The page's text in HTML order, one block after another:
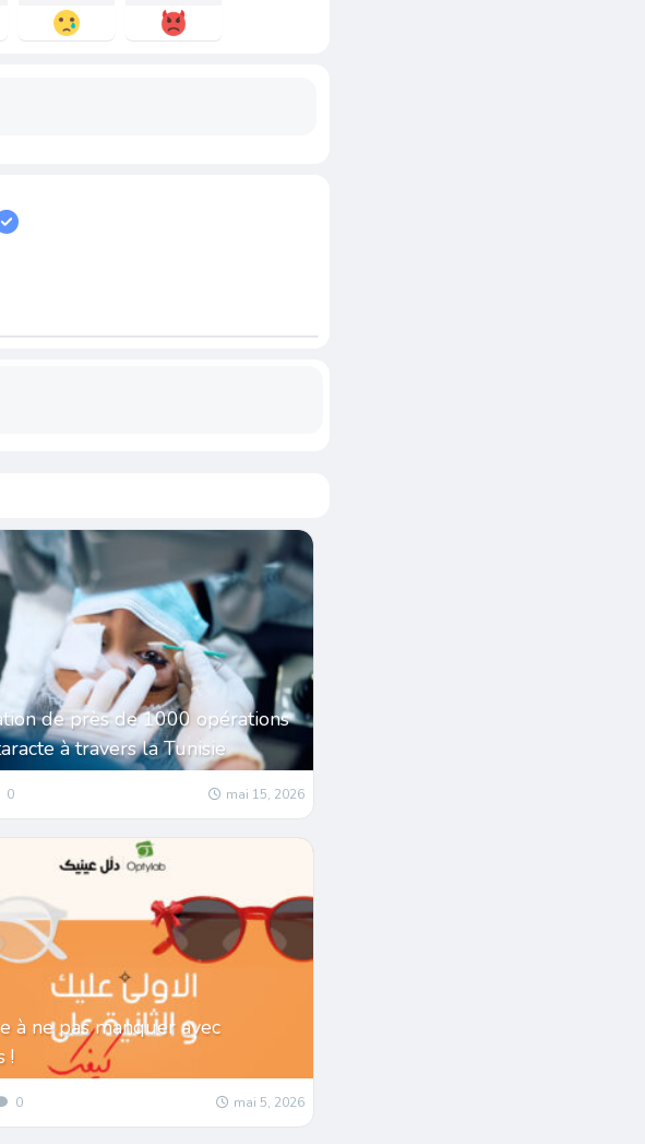
de près de 1000 opérations
à travers la Tunisie
0 mai 15, 2026
à ne pas manquer avec
!
0 mai 5, 2026